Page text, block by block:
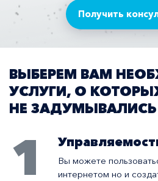
Получить
ВЫБЕРЕМ ВАМ
УСЛУГИ, О
НЕ ЗАДУМЫВАЛИСЬ
1
Вы можете
интернетом но и